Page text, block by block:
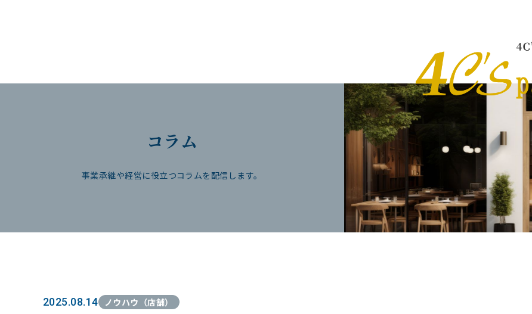
コラム
事業承継や経営に役立つコラムを配信します。
2025.08.14 ノウハウ（店舗）